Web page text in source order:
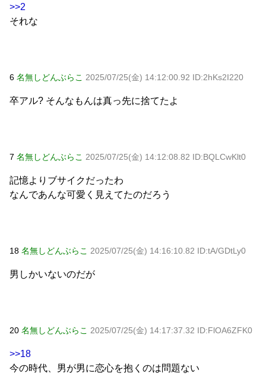
>>2
それな
6 名無しどんぶらこ 2025/07/25(金) 14:12:00.92 ID:2hKs2I220
卒アル? そんなもんは真っ先に捨てたよ
7 名無しどんぶらこ 2025/07/25(金) 14:12:08.82 ID:BQLCwKlt0
記憶よりブサイクだったわ
なんであんな可愛く見えてたのだろう
18 名無しどんぶらこ 2025/07/25(金) 14:16:10.82 ID:tA/GDtLy0
男しかいないのだが
20 名無しどんぶらこ 2025/07/25(金) 14:17:37.32 ID:FlOA6ZFK0
>>18
今の時代、男が男に恋心を抱くのは問題ない